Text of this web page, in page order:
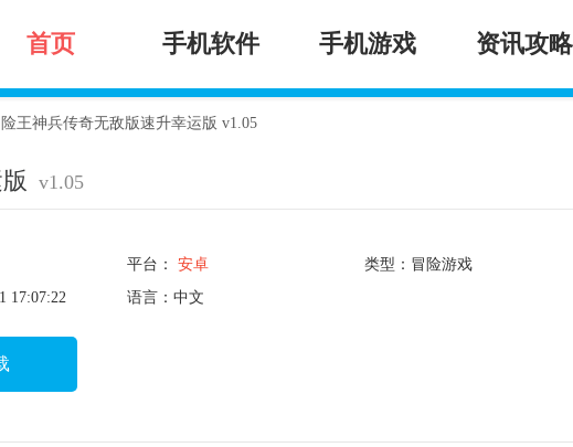
首页 手机软件 手机游戏 资讯攻略
王神兵传奇无敌版速升幸运版 v1.05
v1.05
平台： 安卓
类型：冒险游戏
17:07:22
语言：中文